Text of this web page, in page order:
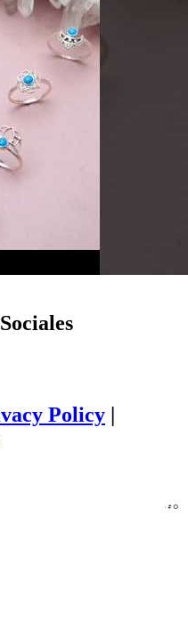
Policy